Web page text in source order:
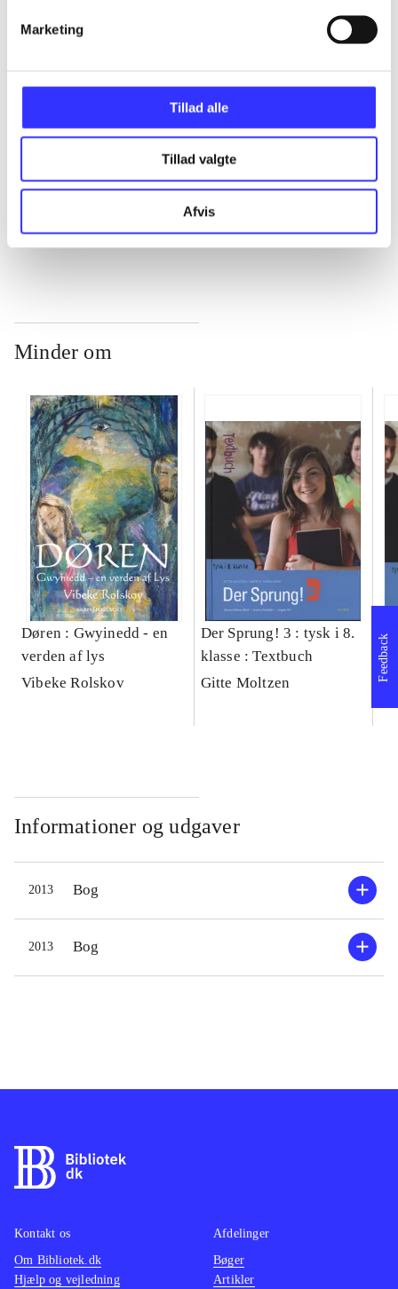
Marketing
Tillad alle
Tillad valgte
Afvis
Minder om
Døren : Gwyinedd - en
verden af lys
Vibeke Rolskov
Der Sprung! 3 : tysk i 8.
klasse : Textbuch
Gitte Moltzen
Informationer og udgaver
2013 Bog
2013 Bog
Feedback
Kontakt os
Om Bibliotek.dk
Hjælp og vejledning
Afdelinger
Bøger
Artikler